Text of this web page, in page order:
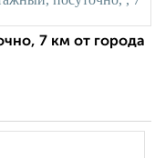
7 км от города